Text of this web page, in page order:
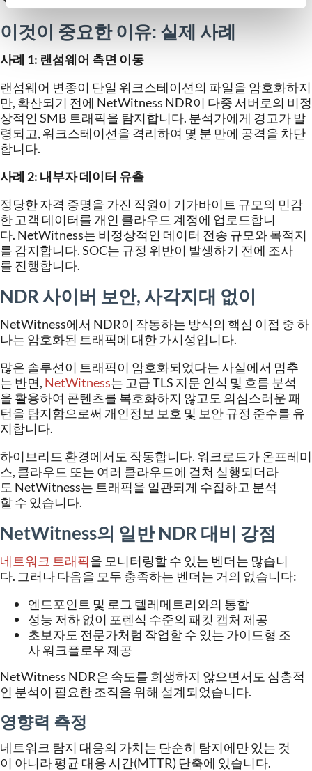
이것이 중요한 이유: 실제 사례
사례 1: 랜섬웨어 측면 이동
랜섬웨어 변종이 단일 워크스테이션의 파일을 암호화하지
만, 확산되기 전에 NetWitness NDR이 다중 서버로의 비정
상적인 SMB 트래픽을 탐지합니다. 분석가에게 경고가 발
령되고, 워크스테이션을 격리하여 몇 분 만에 공격을 차단
합니다.
사례 2: 내부자데이터 유출
정당한자격 증명을 가진 직원이 기가바이트 규모의 민감
한 고객 데이터를 개인 클라우드 계정에 업로드합니
다. NetWitness는 비정상적인 데이터 전송 규모와목적지
를 감지합니다. SOC는 규정 위반이 발생하기 전에 조사
를 진행합니다.
NDR 사이버 보안, 사각지대 없이
NetWitness에서 NDR이 작동하는 방식의 핵심 이점 중하
나는 암호화된 트래픽에 대한가시성입니다.
많은 솔루션이 트래픽이 암호화되었다는 사실에서 멈추
는 반면, NetWitness는 고급TLS 지문 인식 및 흐름 분석
을 활용하여 콘텐츠를 복호화하지 않고도 의심스러운패
턴을 탐지함으로써 개인정보 보호 및 보안규정 준수를 유
지합니다.
하이브리드 환경에서도 작동합니다. 워크로드가온프레미
스, 클라우드 또는 여러 클라우드에 걸쳐 실행되더라
도 NetWitness는 트래픽을 일관되게 수집하고 분석
할수 있습니다.
NetWitness의 일반NDR 대비 강점
네트워크 트래픽을 모니터링할수 있는 벤더는 많습니
다. 그러나다음을 모두 충족하는 벤더는 거의 없습니다:
엔드포인트 및 로그 텔레메트리와의 통합
성능 저하없이 포렌식 수준의 패킷 캡처 제공
초보자도 전문가처럼 작업할수 있는 가이드형 조
사워크플로우제공
NetWitness NDR은 속도를 희생하지 않으면서도 심층적
인 분석이 필요한 조직을 위해 설계되었습니다.
영향력 측정
네트워크 탐지 대응의 가치는 단순히 탐지에만있는 것
이 아니라평균 대응시간(MTTR) 단축에 있습니다.